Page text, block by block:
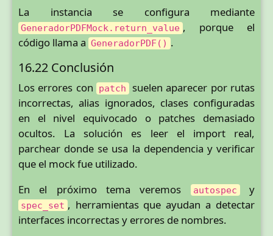
La instancia se configura mediante
GeneradorPDFMock.return_value , porque el
código llama a GeneradorPDF() .
16.22 Conclusión
Los errores con patch suelen aparecer por rutas
incorrectas, alias ignorados, clases configuradas
en el nivel equivocado o patches demasiado
ocultos. La solución es leer el import real,
parchear donde se usa la dependencia y verificar
que el mock fue utilizado.
En el próximo tema veremos
autospec y
spec_set , herramientas que ayudan a detectar
interfaces incorrectas y errores de nombres.